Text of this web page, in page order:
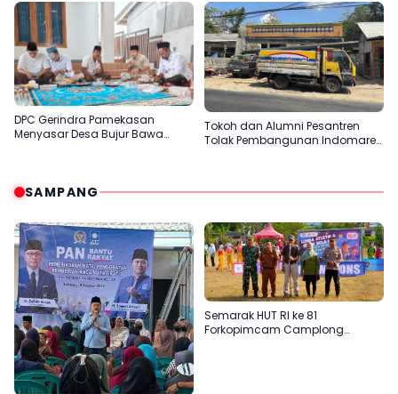
DPC Gerindra Pamekasan
Menyasar Desa Bujur Bawa
Tokoh dan Alumni Pesantren
Tolak Pembangunan Indomaret
SAMPANG
Semarak HUT RI ke 81
Forkopimcam Camplong